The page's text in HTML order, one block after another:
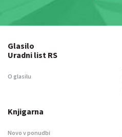
Glasilo
Uradni list RS
O glasilu
Knjigarna
Novo v ponudbi